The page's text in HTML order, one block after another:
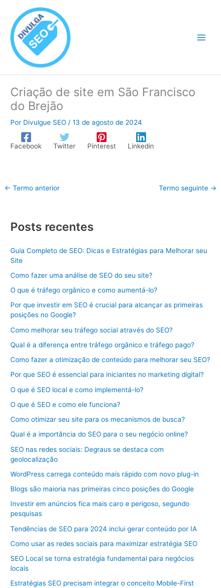
conteúdo
Criação de site em São Francisco
do Brejão
Por Divulgue SEO /13 de agosto de 2024
Facebook Twitter Pinterest Linkedin
← Termo anterior Termo seguinte →
Posts recentes
Guia Completo de SEO: Dicas e Estratégias para Melhorar seu
Site
Como fazer uma análise de SEO do seu site?
O que é tráfego orgânico e como aumentá-lo?
Por que investir em SEO é crucial para alcançar as primeiras
posições no Google?
Como melhorar seu tráfego social através do SEO?
Qual é a diferença entre tráfego orgânico e tráfego pago?
Como fazer a otimização de conteúdo para melhorar seu SEO?
Por que SEO é essencial para iniciantes no marketing digital?
O que é SEO local e como implementá-lo?
O que é SEO e como ele funciona?
Como otimizar seu site para os mecanismos de busca?
Qual é a importância do SEO para o seu negócio online?
SEO nas redes sociais: Degraus se destaca com
geolocalização
WordPress carrega conteúdo mais rápido com novo plug-in
Blogs são maioria nas primeiras cinco posições do Google
Investir em anúncios fica mais caro e perigoso, segundo
pesquisas
Tendências de SEO para 2024 inclui gerar conteúdo por IA
Como usar as redes sociais para maximizar estratégia SEO
SEO Local se torna estratégia fundamental para negócios
locais
Estratégias SEO precisam integrar o conceito Mobile-First